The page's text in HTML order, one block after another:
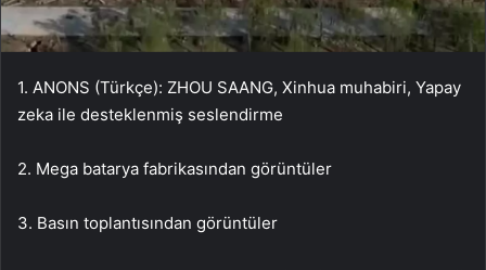
1. ANONS (Türkçe): ZHOU SAANG, Xinhua muhabiri, Yapay
zeka ile desteklenmiş seslendirme
2. Mega batarya fabrikasından görüntüler
3. Basın toplantısından görüntüler